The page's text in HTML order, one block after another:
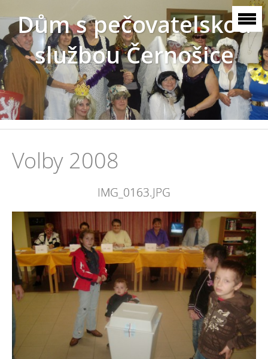
Dům s pečovatelskou
službou Černošice
Volby 2008
IMG_0163.JPG